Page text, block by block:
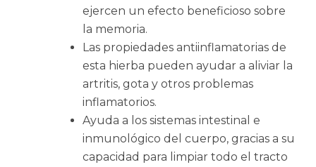
ejercen un efecto beneficioso sobre
la memoria.
Las propiedades antiinflamatorias de
esta hierba pueden ayudar a aliviar la
artritis, gota y otros problemas
inflamatorios.
Ayuda a los sistemas intestinal e
inmunológico del cuerpo, gracias a su
capacidad para limpiar todo el tracto